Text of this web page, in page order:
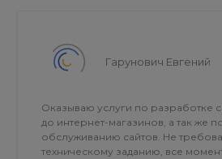
Гарунович Евгений
Оказываю услуги по разработке
до интернет-магазинов, а так же
обслуживанию сайтов. Не
техническому заданию, все